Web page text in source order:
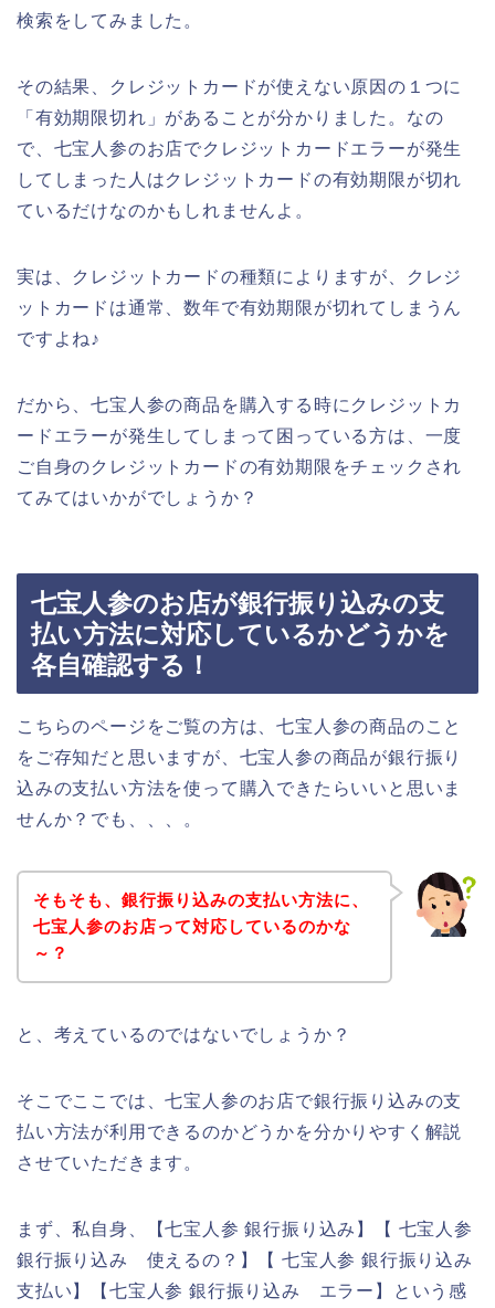
検索をしてみました。
その結果、クレジットカードが使えない原因の１つに
「有効期限切れ」があることが分かりました。なの
で、七宝人参のお店でクレジットカードエラーが発生
してしまった人はクレジットカードの有効期限が切れ
ているだけなのかもしれませんよ。
実は、クレジットカードの種類によりますが、クレジ
ットカードは通常、数年で有効期限が切れてしまうん
ですよね♪
だから、七宝人参の商品を購入する時にクレジットカ
ードエラーが発生してしまって困っている方は、一度
ご自身のクレジットカードの有効期限をチェックされ
てみてはいかがでしょうか？
七宝人参のお店が銀行振り込みの支
払い方法に対応しているかどうかを
各自確認する！
こちらのページをご覧の方は、七宝人参の商品のこと
をご存知だと思いますが、七宝人参の商品が銀行振り
込みの支払い方法を使って購入できたらいいと思いま
せんか？でも、、、。
そもそも、銀行振り込みの支払い方法に、
七宝人参のお店って対応しているのかな
～？
と、考えているのではないでしょうか？
そこでここでは、七宝人参のお店で銀行振り込みの支
払い方法が利用できるのかどうかを分かりやすく解説
させていただきます。
まず、私自身、【七宝人参 銀行振り込み】【 七宝人参
銀行振り込み 使えるの？】【 七宝人参 銀行振り込み
支払い】【七宝人参 銀行振り込み エラー】という感